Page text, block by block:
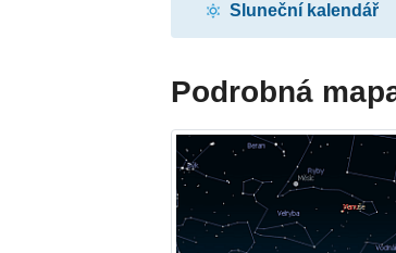
Sluneční kalendář
Podrobná